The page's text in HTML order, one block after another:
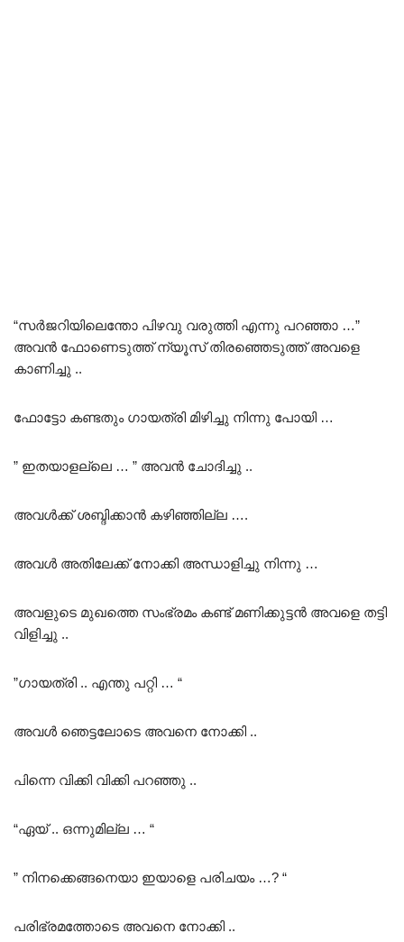
“സർജറിയിലെന്തോ പിഴവു വരുത്തി എന്നു പറഞ്ഞാ …”
അവൻ ഫോണെടുത്ത് ന്യൂസ് തിരഞ്ഞെടുത്ത് അവളെ
കാണിച്ചു ..
ഫോട്ടോ കണ്ടതും ഗായത്രി മിഴിച്ചു നിന്നു പോയി …
” ഇതയാളല്ലെ … ” അവൻ ചോദിച്ചു ..
അവൾക്ക് ശബ്ദിക്കാൻ കഴിഞ്ഞില്ല ….
അവൾ അതിലേക്ക് നോക്കി അന്ധാളിച്ചു നിന്നു …
അവളുടെ മുഖത്തെ സംഭ്രമം കണ്ട് മണിക്കുട്ടൻ അവളെ തട്ടി
വിളിച്ചു ..
”ഗായത്രി .. എന്തു പറ്റി … “
അവൾ ഞെട്ടലോടെ അവനെ നോക്കി ..
പിന്നെ വിക്കി വിക്കി പറഞ്ഞു ..
“ഏയ് .. ഒന്നുമില്ല … “
” നിനക്കെങ്ങനെയാ ഇയാളെ പരിചയം …? “
പരിഭ്രമത്തോടെ അവനെ നോക്കി ..